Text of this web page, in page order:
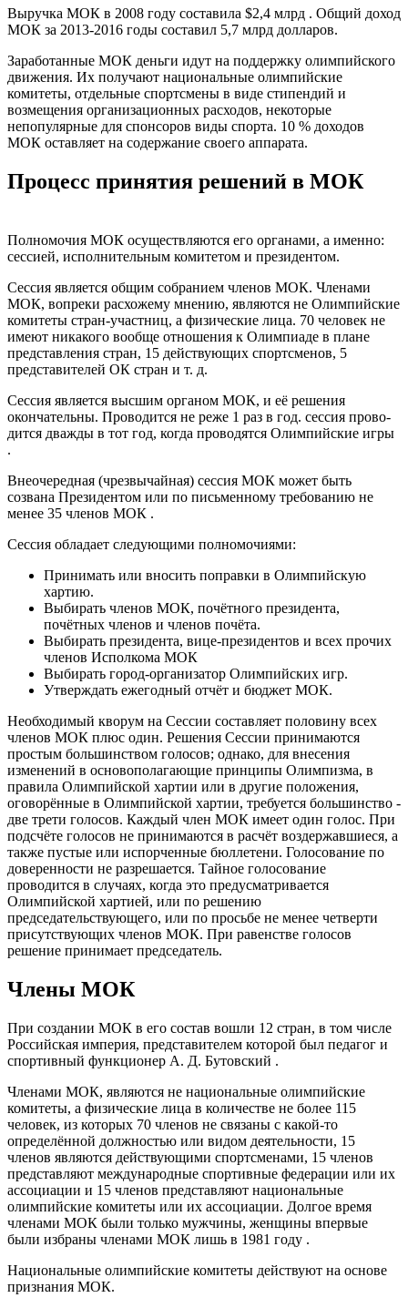
Выручка МОК в 2008 году составила $2,4 млрд . Общий доход
МОК за 2013-2016 годы составил 5,7 млрд долларов.
Заработанные МОК деньги идут на поддержку олимпийского
движения. Их получают национальные олимпийские
комитеты, отдельные спортсмены в виде стипендий и
возмещения организационных расходов, некоторые
непопулярные для спонсоров виды спорта. 10 % доходов
МОК оставляет на содержание своего аппарата.
Процесс принятия решений в МОК
Полномочия МОК осуществляются его органами, а именно:
сессией, исполнительным комитетом и президентом.
Сессия является общим собранием членов МОК. Членами
МОК, вопреки расхожему мнению, являются не Олимпийские
комитеты стран-участниц, а физические лица. 70 человек не
имеют никакого вообще отношения к Олимпиаде в плане
представления стран, 15 действующих спортсменов, 5
представителей ОК стран и т. д.
Сессия является высшим органом МОК, и её решения
окончательны. Проводится не реже 1 раз в год. сес­сия про­во­
дит­ся два­ж­ды в тот год, когда проводятся Олим­пий­ские игры
.
Внеочередная (чрез­вы­чай­ная) сессия МОК может быть
созвана Президентом или по письменному требованию не
менее 35 членов МОК .
Сессия обладает следующими полномочиями:
Принимать или вносить поправки в Олимпийскую
хартию.
Выбирать членов МОК, почётного президента,
почётных членов и членов почёта.
Выбирать президента, вице-президентов и всех прочих
членов Исполкома МОК
Выбирать город-организатор Олимпийских игр.
Утверждать ежегодный отчёт и бюджет МОК.
Необходимый кворум на Сессии составляет половину всех
членов МОК плюс один. Решения Сессии принимаются
простым большинством голосов; однако, для внесения
изменений в основополагающие принципы Олимпизма, в
правила Олимпийской хартии или в другие положения,
оговорённые в Олимпийской хартии, требуется большинство -
две трети голосов. Каждый член МОК имеет один голос. При
подсчёте голосов не принимаются в расчёт воздержавшиеся, а
также пустые или испорченные бюллетени. Голосование по
доверенности не разрешается. Тайное голосование
проводится в случаях, когда это предусматривается
Олимпийской хартией, или по решению
председательствующего, или по просьбе не менее четверти
присутствующих членов МОК. При равенстве голосов
решение принимает председатель.
Члены МОК
При создании МОК в его со­став во­шли 12 стран, в том числе
Рос­сийская империя, пред­ста­ви­те­лем ко­то­рой был педагог и
спортивный функционер А. Д. Бу­тов­ский .
Членами МОК, являются не национальные олимпийские
комитеты, а физические лица в количестве не более 115
человек, из которых 70 членов не связаны с какой-то
определённой должностью или видом деятельности, 15
членов являются действующими спортсменами, 15 членов
представляют международные спортивные федерации или их
ассоциации и 15 членов представляют национальные
олимпийские комитеты или их ассоциации. Долгое время
членами МОК были только мужчины, женщины впервые
были избраны членами МОК лишь в 1981 году .
Национальные олимпийские комитеты действуют на основе
признания МОК.